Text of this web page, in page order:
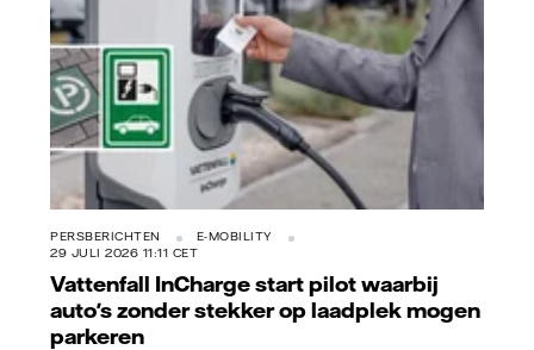
PERSBERICHTEN
E-MOBILITY
29 JULI 2026 11:11 CET
Vattenfall InCharge start pilot waarbij
auto's zonder stekker op laadplek mogen
parkeren